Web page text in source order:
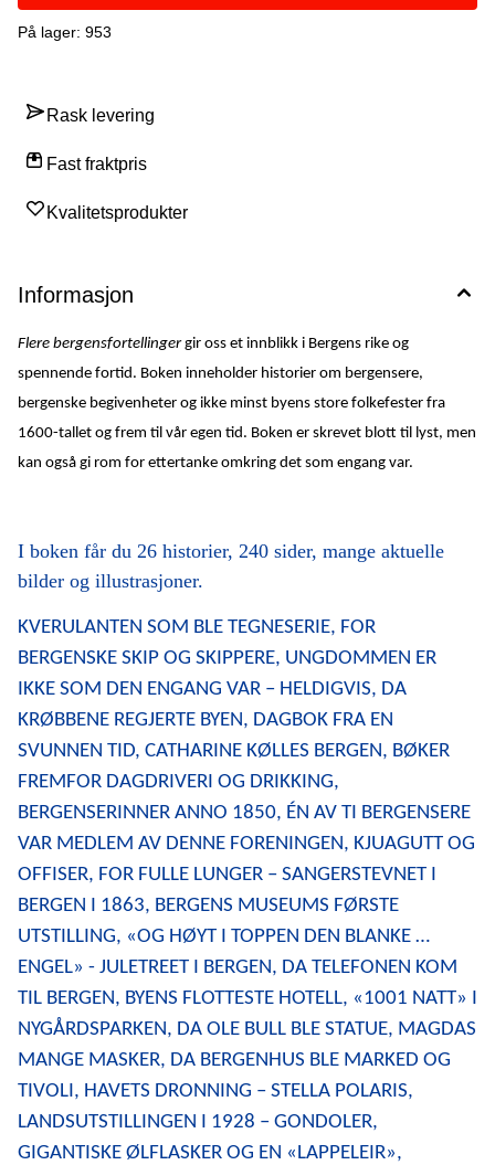
FOR FULLE LUNGER – SANGERSTEVNET I BERGEN I 1863,
BERGENS MUSEUMS FØRSTE UTSTILLING, «OG HØYT I
TOPPEN DEN BLANKE … ENGEL» - JULETREET I BERGEN, DA
TIVOLI, HAVETS DRONNING – STELLA POLARIS,
ØLFLASKER OG EN «LAPPELEIR», DA KONGEN FEIRET 17.
MAI I BERGEN, PENNEN ER MEKTIGERE ENN SVERDET ... ,
TOLV KVADRATMETER. Flere bergensfortellinger er en hyllest til
Bergen i gamle dager, og burde slik sett være av interesse for
På lager: 953
Rask levering
Fast fraktpris
Kvalitetsprodukter
Informasjon
Flere bergensfortellingergir oss et innblikk i Bergens rike og
spennende fortid. Boken inneholder historier om bergensere,
bergenske begivenheter og ikke minst byens store folkefester fra
1600-tallet og frem til vår egen tid. Boken er skrevet blott til lyst, men
kan også gi rom for ettertanke omkring det som engang var.
I boken får du 26 historier, 240 sider, mange aktuelle
bilder og illustrasjoner.
KVERULANTEN SOM BLE TEGNESERIE, FOR
BERGENSKE SKIP OG SKIPPERE, UNGDOMMEN ER
IKKE SOM DEN ENGANG VAR – HELDIGVIS, DA
KRØBBENE REGJERTE BYEN, DAGBOK FRA EN
SVUNNEN TID, CATHARINE KØLLES BERGEN, BØKER
FREMFOR DAGDRIVERI OG DRIKKING,
BERGENSERINNER ANNO 1850, ÉN AV TI BERGENSERE
VAR MEDLEM AV DENNE FORENINGEN, KJUAGUTT OG
OFFISER, FOR FULLE LUNGER – SANGERSTEVNET I
BERGEN I 1863, BERGENS MUSEUMS FØRSTE
UTSTILLING, «OG HØYT I TOPPEN DEN BLANKE …
ENGEL» - JULETREET I BERGEN, DA TELEFONEN KOM
TIL BERGEN, BYENS FLOTTESTE HOTELL, «1001 NATT» I
NYGÅRDSPARKEN, DA OLE BULL BLE STATUE, MAGDAS
MANGE MASKER, DA BERGENHUS BLE MARKED OG
TIVOLI, HAVETS DRONNING – STELLA POLARIS,
LANDSUTSTILLINGEN I 1928 – GONDOLER,
GIGANTISKE ØLFLASKER OG EN «LAPPELEIR»,